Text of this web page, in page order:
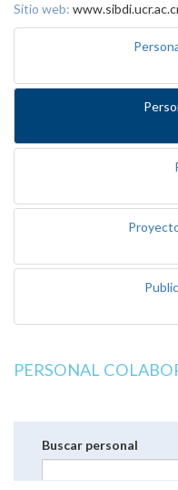
Sitio web:
PERSONAL
Buscar personal